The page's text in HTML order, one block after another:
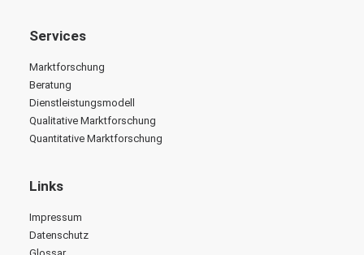
Services
Marktforschung
Beratung
Dienstleistungsmodell
Qualitative Marktforschung
Quantitative Marktforschung
Links
Impressum
Datenschutz